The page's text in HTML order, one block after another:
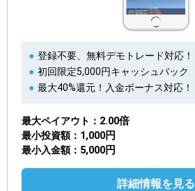
登録不要、無料デモトレード対応！
初回限定5,000円キャッシュバック
最大40%還元！入金ボーナス対応！
最大ペイアウト 2.00倍
最小投資額 1,000円
最小入金額 5,000円
詳細情報を見る